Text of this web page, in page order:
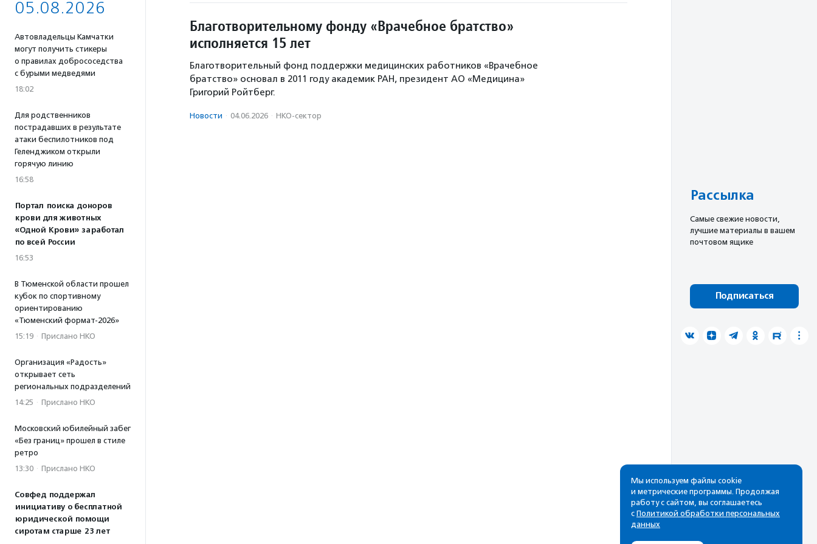
05.08.2026
Автовладельцы Камчатки
могут получить стикеры
о правилах добрососедства
с бурыми медведями
18:02
Для родственников
пострадавших в результате
атаки беспилотников под
Геленджиком открыли
горячую линию
16:58
Портал поиска доноров
крови для животных
«Одной Крови» заработал
по всей России
16:53
В Тюменской области прошел
кубок по спортивному
ориентированию
«Тюменский формат-2026»
15:19 · Прислано НКО
Организация «Радость»
открывает сеть
региональных подразделений
14:25 · Прислано НКО
Московский юбилейный забег
«Без границ» прошел в стиле
ретро
13:30 · Прислано НКО
Совфед поддержал
инициативу о бесплатной
юридической помощи
сиротам старше 23 лет
Благотворительному фонду «Врачебное братство»
исполняется 15 лет
Благотворительный фонд поддержки медицинских работников «Врачебное
братство» основал в 2011 году академик РАН, президент АО «Медицина»
Григорий Ройтберг.
Новости · 04.06.2026 · НКО-сектор
Рассылка
Cамые свежие новости,
лучшие материалы в вашем
почтовом ящике
Подписаться
Мы используем файлы cookie
и метрические программы. Продолжая
работу с сайтом, вы соглашаетесь
с Политикой обработки персональных
данных